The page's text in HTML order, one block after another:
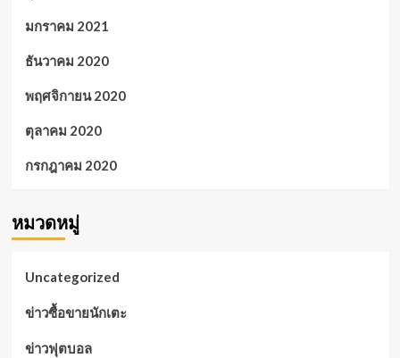
มกราคม 2021
ธันวาคม 2020
พฤศจิกายน 2020
ตุลาคม 2020
กรกฎาคม 2020
หมวดหมู่
Uncategorized
ข่าวซื้อขายนักเตะ
ข่าวฟุตบอล